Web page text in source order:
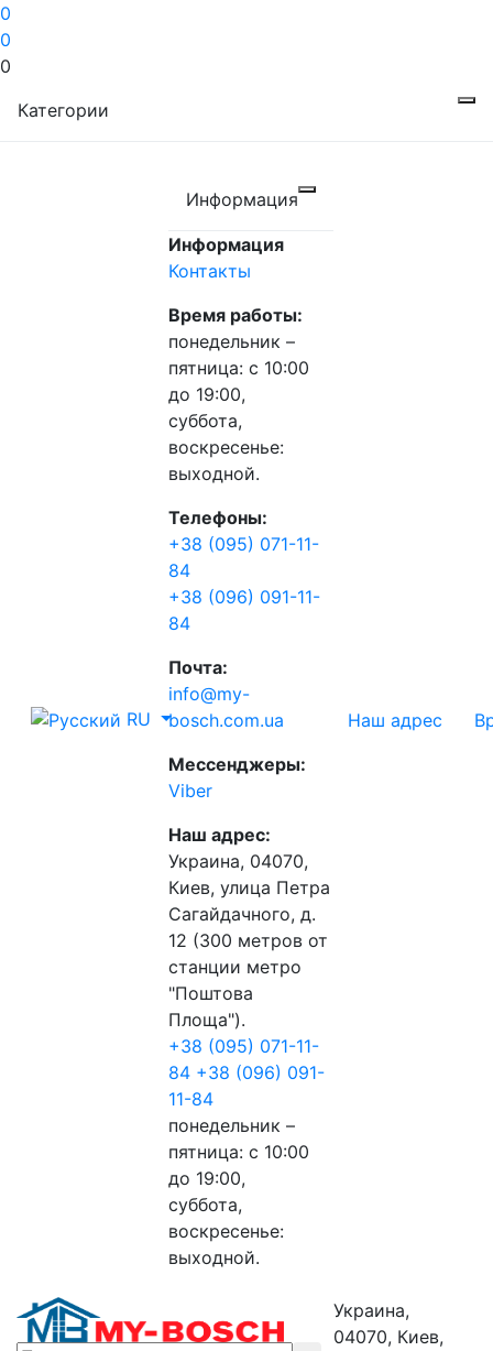
0
0
0
Категории
RU
Информация
Информация
Контакты
Время работы:
понедельник –
пятница: с 10:00
до 19:00,
суббота,
воскресенье:
выходной.
Телефоны:
+38 (095) 071-11-
84
+38 (096) 091-11-
84
Почта:
info@my-
bosch.com.ua
Мессенджеры:
Viber
Наш адрес:
Украина, 04070,
Киев, улица Петра
Сагайдачного, д.
12 (300 метров от
станции метро
"Поштова
Площа").
+38 (095) 071-11-
84 +38 (096) 091-
11-84
понедельник –
пятница: с 10:00
до 19:00,
суббота,
воскресенье:
выходной.
Наш адрес
Украина,
04070, Киев,